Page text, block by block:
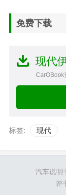
免费下载
现代
CarOBook
标签: 现代
汽车说明
评